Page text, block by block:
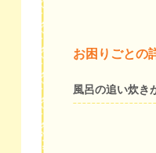
お困りごとの
風呂の追い炊き